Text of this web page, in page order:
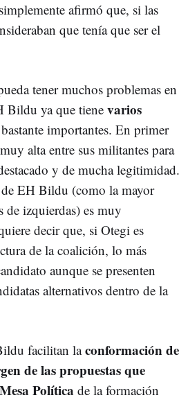
afirmó que, si las
que tenía que ser el
tener muchos problemas en
Bildu ya que tiene varios
importantes. En primer
alta entre sus militantes para
y de mucha legitimidad.
EH Bildu (como la mayor
de izquierdas) es muy
decir que, si Otegi es
de la coalición, lo más
aunque se presenten
alternativos dentro de la
facilitan laconformación de
de las propuestas que
Política de la formación